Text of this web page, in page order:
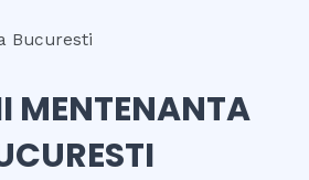
MENTENANTA